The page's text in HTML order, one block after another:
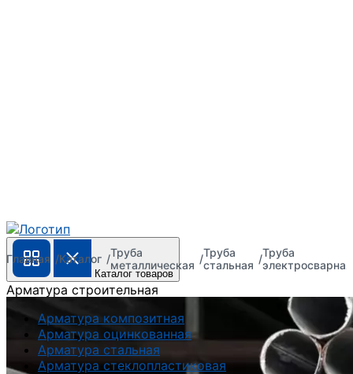
Каталог товаров
Арматура строительная
Арматура композитная
Арматура оцинкованная
Арматура стальная
Арматура стеклопластиковая
Главная Каталог
Труба
металлическая
Труба
стальная
Труба
электросварная